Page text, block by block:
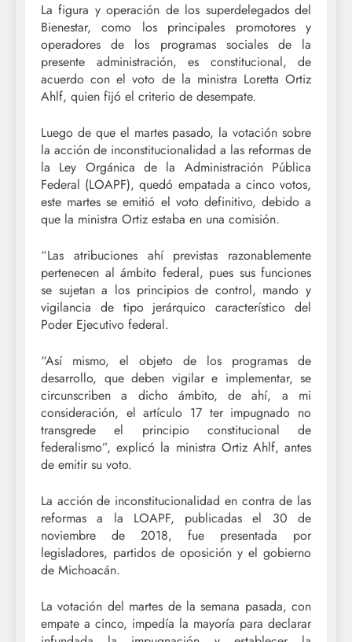
La figura y operación de los superdelegados del
Bienestar, como los principales promotores y
operadores de los programas sociales de la
presente administración, es constitucional, de
acuerdo con el voto de la ministra Loretta Ortiz
Ahlf, quien fijó el criterio de desempate.
Luego de que el martes pasado, la votación sobre
la acción de inconstitucionalidad a las reformas de
la Ley Orgánica de la Administración Pública
Federal (LOAPF), quedó empatada a cinco votos,
este martes se emitió el voto definitivo, debido a
que la ministra Ortiz estaba en una comisión.
“Las atribuciones ahí previstas razonablemente
pertenecen al ámbito federal, pues sus funciones
se sujetan a los principios de control, mando y
vigilancia de tipo jerárquico característico del
Poder Ejecutivo federal.
“Así mismo, el objeto de los programas de
desarrollo, que deben vigilar e implementar, se
circunscriben a dicho ámbito, de ahí, a mi
consideración, el artículo 17 ter impugnado no
transgrede el principio constitucional de
federalismo”, explicó la ministra Ortiz Ahlf, antes
de emitir su voto.
La acción de inconstitucionalidad en contra de las
reformas a la LOAPF, publicadas el 30 de
noviembre de 2018, fue presentada por
legisladores, partidos de oposición y el gobierno
de Michoacán.
La votación del martes de la semana pasada, con
empate a cinco, impedía la mayoría para declarar